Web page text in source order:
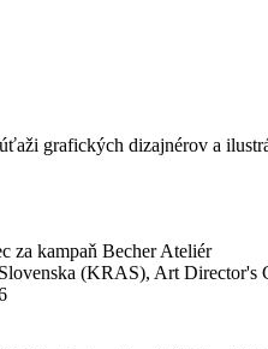
grafických dizajnérov a
za kampaň Becher Ateliér
(KRAS), Art Director's